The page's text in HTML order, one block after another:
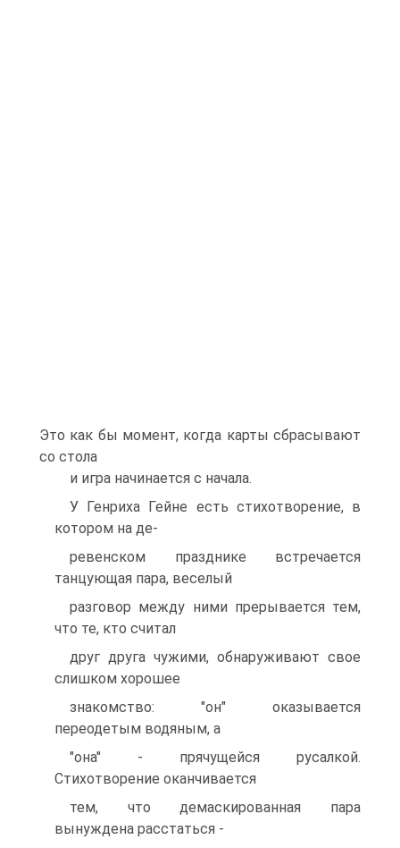
Это как бы момент, когда карты сбрасывают
со стола
и игра начинается с начала.
У Генриха Гейне есть стихотворение, в
котором на де-
ревенском празднике встречается
танцующая пара, веселый
разговор между ними прерывается тем,
что те, кто считал
друг друга чужими, обнаруживают свое
слишком хорошее
знакомство: "он" оказывается
переодетым водяным, а
"она" - прячущейся русалкой.
Стихотворение оканчивается
тем, что демаскированная пара
вынуждена расстаться -